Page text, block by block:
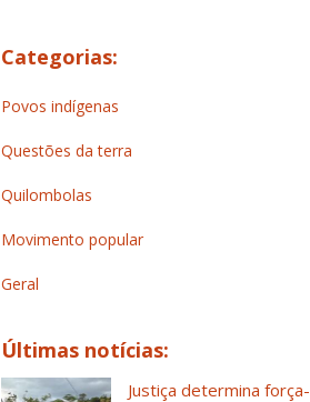
Categorias:
Povos indígenas
Questões da terra
Quilombolas
Movimento popular
Geral
Últimas notícias:
Justiça determina força-